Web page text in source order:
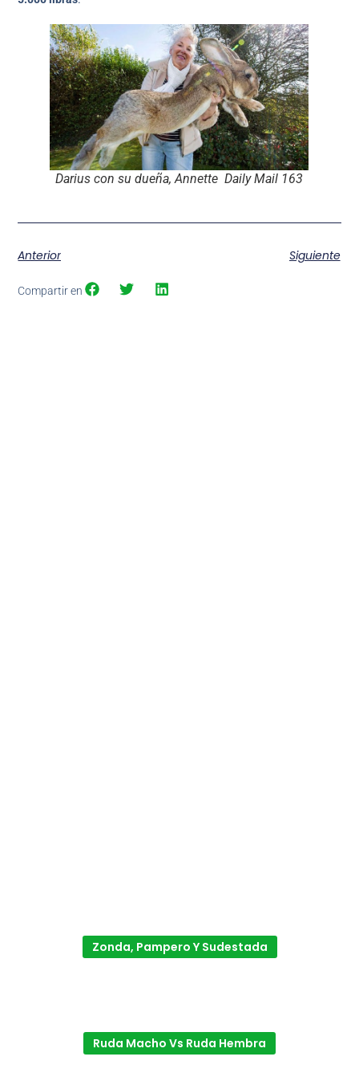
Darius con su dueña, Annette Daily Mail 163
Anterior Siguiente
Compartir en
Zonda, Pampero Y Sudestada
Ruda Macho Vs Ruda Hembra